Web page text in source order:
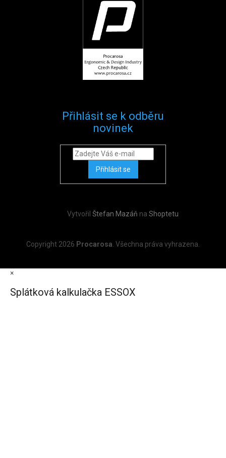
Přihlásit se k odběru
novinek
Přihlásit se
Vytvořil Štefan Mazáň na Shoptetu
Copyright 2026 Procarosa. Všechna práva vyhrazena.
×
Splátková kalkulačka ESSOX